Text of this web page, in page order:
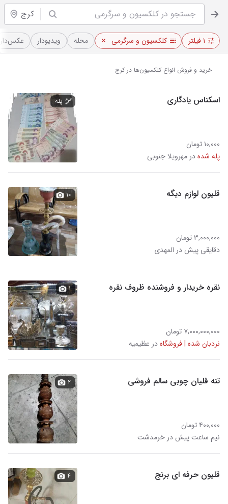
کرج
۱ فیلتر کلکسیون و سرگرمی محله ویدیو‌دار عکس‌دار
خرید و فروش انواع کلکسیون‌‌ها در کرج
اسکناس یادگاری
۱۰,۰۰۰ تومان
پله شدهدر مهرویلا جنوبی
پله
قلیون لوازم دیگه
۳,۰۰۰,۰۰۰ تومان
دقایقی پیش در المهدی
۱۰
نقره خریدار و فروشنده ظروف نقره
۷,۰۰۰,۰۰۰,۰۰۰ تومان
نردبان شده | فروشگاهدر عظیمیه
۱
تنه قلیان چوبی سالم فروشی
۴۰۰,۰۰۰ تومان
نیم ساعت پیش در خرمدشت
۲
قلیون حرفه ای برنج ۴